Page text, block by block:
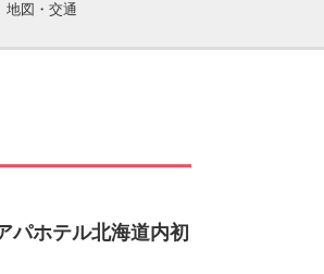
地図・交通
パホテル北海道内初